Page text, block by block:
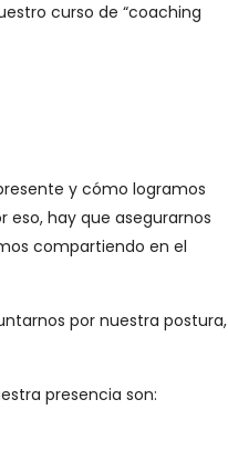
curso de “coaching
y cómo logramos
eso, hay que asegurarnos
compartiendo en el
por nuestra postura,
presencia son: